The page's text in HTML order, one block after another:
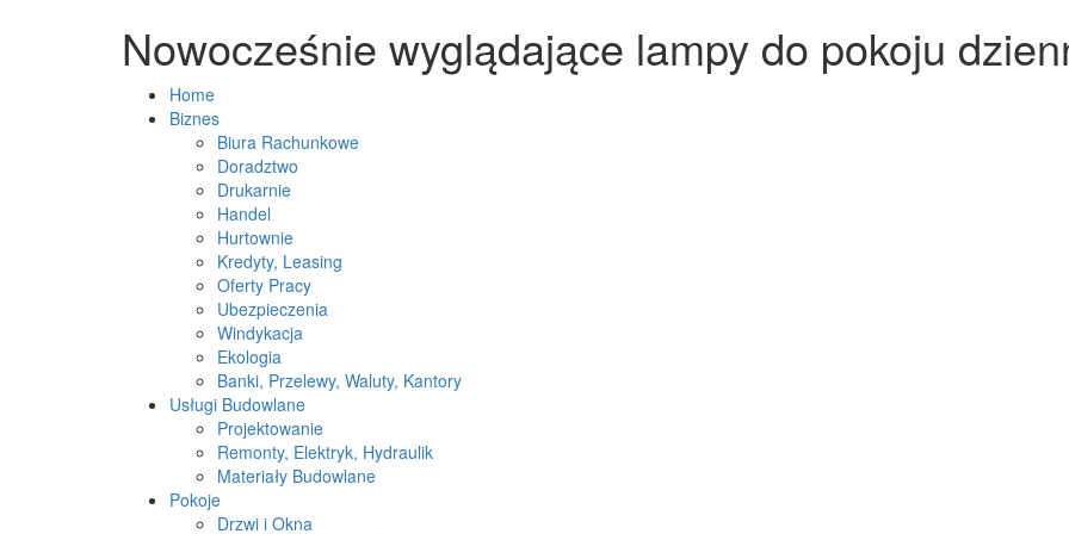
Nowocześnie wyglądające lampy do pokoju
Home
Biznes
Biura Rachunkowe
Doradztwo
Drukarnie
Handel
Hurtownie
Kredyty, Leasing
Oferty Pracy
Ubezpieczenia
Windykacja
Ekologia
Banki, Przelewy, Waluty, Kantory
Usługi Budowlane
Projektowanie
Remonty, Elektryk, Hydraulik
Materiały Budowlane
Pokoje
Drzwi i Okna